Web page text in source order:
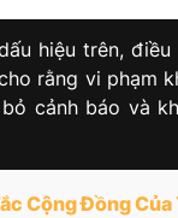
hiệu trên,
rằng vi phạm
cảnh báo và
Cộng Đồng Của